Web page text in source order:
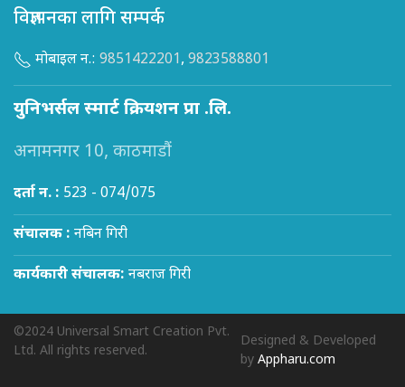
विज्ञापनका लागि सम्पर्क
मोबाइल न.: 9851422201, 9823588801
युनिभर्सल स्मार्ट क्रियशन प्रा .लि.
अनामनगर 10, काठमाडौं
दर्ता न. : 523 - 074/075
संचालक : नबिन गिरी
कार्यकारी संचालक: नबराज गिरी
©2024 Universal Smart Creation Pvt.
Ltd. All rights reserved.
Designed & Developed
byAppharu.com